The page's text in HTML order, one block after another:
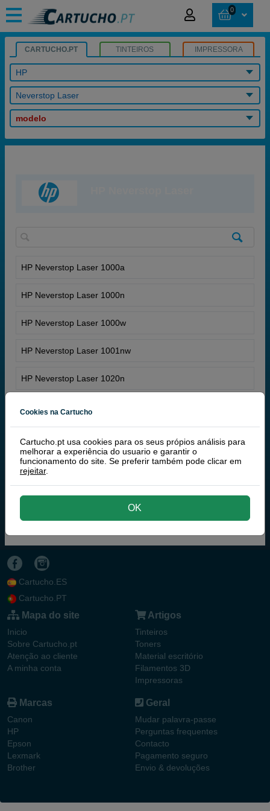
0
CARTUCHO.PT TINTEIROS IMPRESSORA
HP
Neverstop Laser
modelo
HP Neverstop Laser 1000a
HP Neverstop Laser 1000n
HP Neverstop Laser 1000w
HP Neverstop Laser 1001nw
HP Neverstop Laser 1020n
Cartucho.ES
Cartucho.PT
Mapa do site
Inicio
Sobre Cartucho.pt
Atenção ao cliente
A minha conta
Artigos
Tinteiros
Toners
Material escritório
Filamentos 3D
Impressoras
Marcas
Canon
HP
Epson
Lexmark
Brother
Geral
Mudar palavra-passe
Perguntas frequentes
Contacto
Pagamento seguro
Envio & devoluções
Cookies na Cartucho
Cartucho.pt usa cookies para os seus própios análisis para
melhorar a experiência do usuario e garantir o
funcionamento do site. Se preferir também pode clicar em
rejeitar.
OK